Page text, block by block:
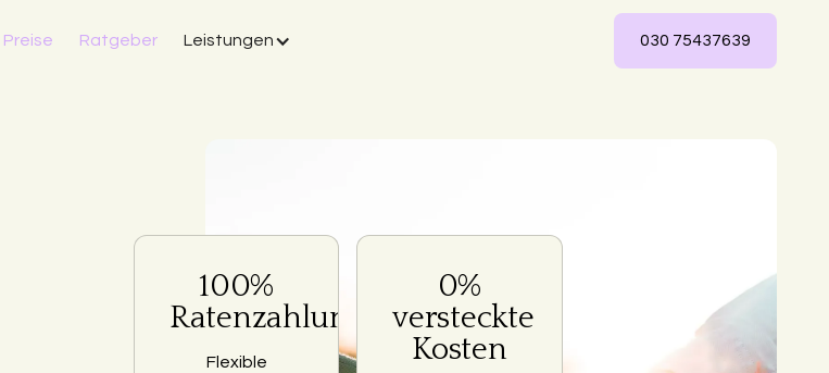
Preise Ratgeber Leistungen 030 75437639
100%
Ratenzahlung
Flexible
0%
versteckte
Kosten